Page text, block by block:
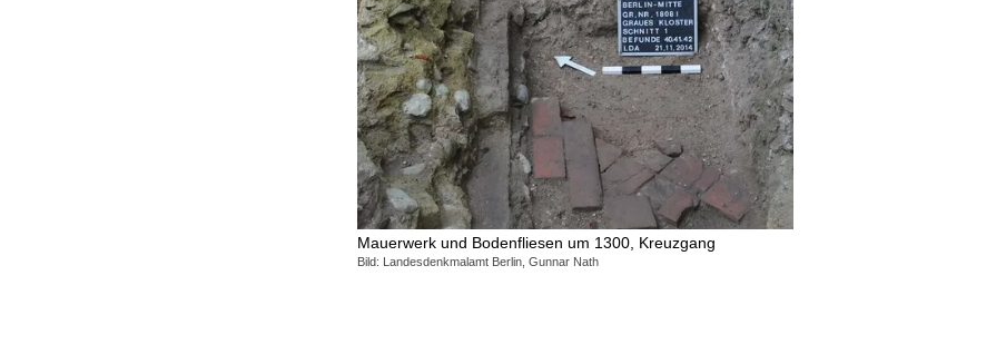
Mauerwerk und Bodenfliesen um 1300, Kreuzgang
Bild: Landesdenkmalamt Berlin, Gunnar Nath